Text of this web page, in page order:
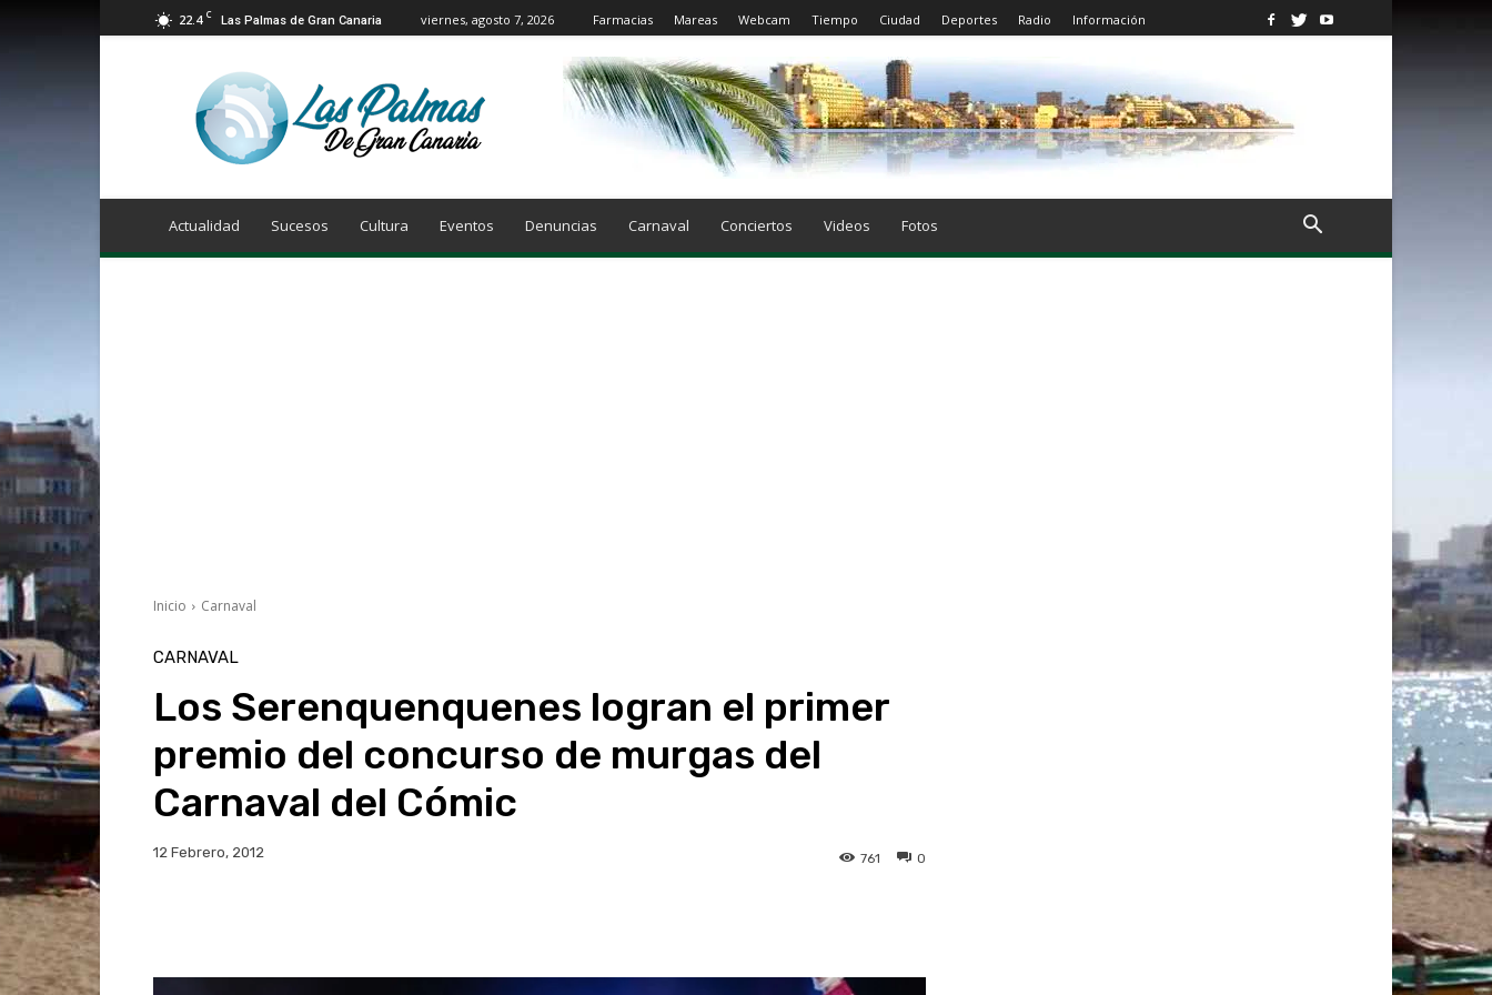
22.4 C Las Palmas de Gran Canaria viernes, agosto 7, 2026 Farmacias Mareas Webcam Tiempo Ciudad Deportes Radio Información
Las
Palmas
de
Canaria
Actualidad Sucesos Cultura Eventos Denuncias Carnaval Conciertos Videos Fotos
Inicio Carnaval
CARNAVAL
Los Serenquenquenes logran el primer
premio del concurso de murgas del
Carnaval del Cómic
12 Febrero, 2012 0
761